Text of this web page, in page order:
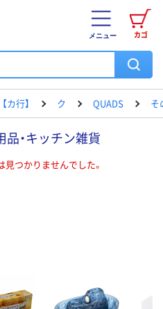
カゴ
メニュー
カ行】 ク QUADS そ
・キッチン雑貨
つかりませんでした。